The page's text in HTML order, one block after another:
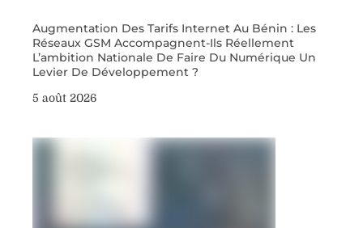
Augmentation Des Tarifs Internet Au Bénin : Les
Réseaux GSM Accompagnent-Ils Réellement
L’ambition Nationale De Faire Du Numérique Un
Levier De Développement ?
5 août 2026